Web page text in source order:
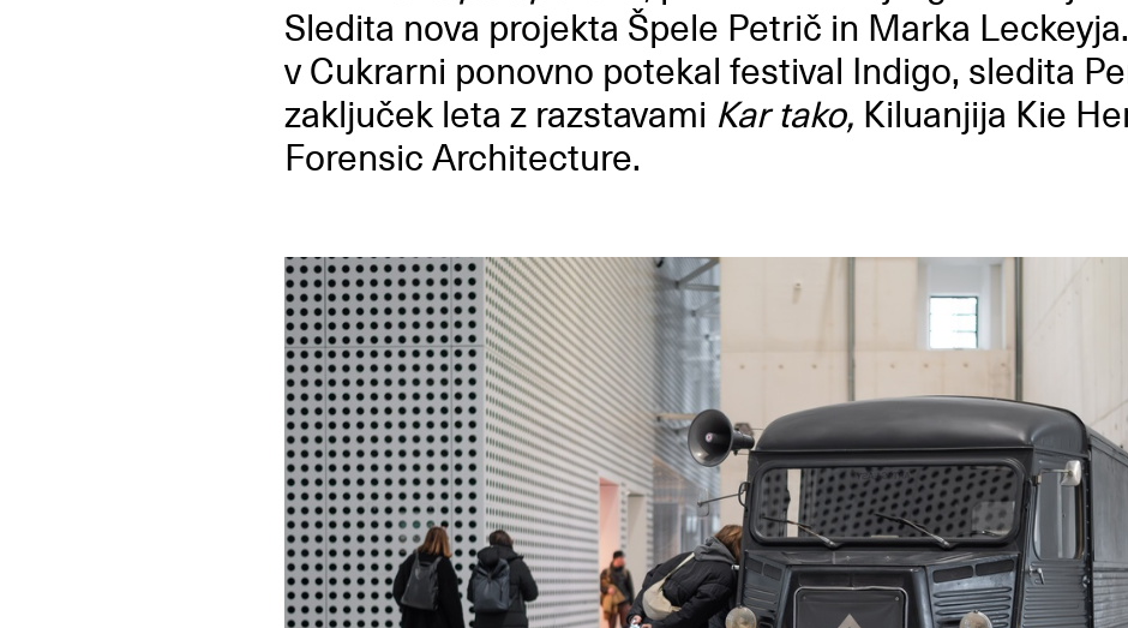
Sledita nova projekta Špele Petrič in Marka
v Cukrarni ponovno potekal festival Indigo, sledita
zaključek leta z razstavami Kar tako, Kiluanjija Kie
Forensic Architecture.